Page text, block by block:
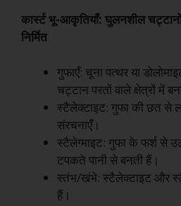
कार्स्ट भू-आकृतियाँ: घुलनशील चट्टानों
निर्मित
गुफाएँ: चूना पत्थर या
चट्टान परतों वाले क्षेत्रों में
स्टैलेक्टाइट: गुफा की छत से
संरचनाएँ।
स्टैलेग्माइट: गुफा के फर्श से
टपकते पानी से बनती हैं।
स्तंभ/खंभे: स्टैलेक्टाइट और
हैं।